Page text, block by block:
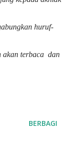
huruf-
akan terbaca dan
BERBAGI